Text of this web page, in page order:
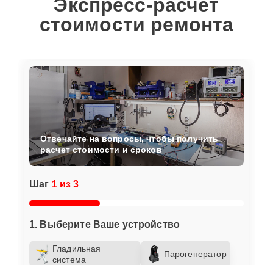
Экспресс-расчет
стоимости ремонта
Шаг 1 из 3
1. Выберите Ваше устройство
Гладильная
система
Парогенератор
Отвечайте на вопросы, чтобы получить
расчет стоимости и сроков